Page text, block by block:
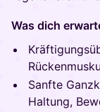
Was dich
Sanfte
Haltung,